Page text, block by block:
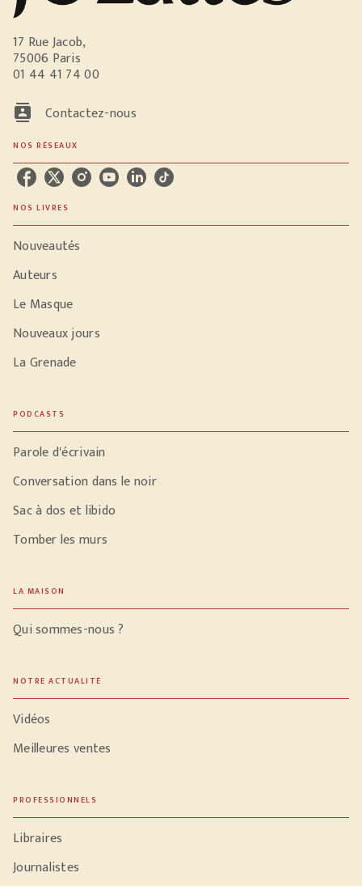
17 Rue Jacob,
75006 Paris
01 44 41 74 00
contacts Contactez-nous
NOS RÉSEAUX
NOS LIVRES
Nouveautés
Auteurs
Le Masque
Nouveaux jours
La Grenade
PODCASTS
Parole d'écrivain
Conversation dans le noir
Sac à dos et libido
Tomber les murs
LA MAISON
Qui sommes-nous ?
NOTRE ACTUALITÉ
Vidéos
Meilleures ventes
PROFESSIONNELS
Libraires
Journalistes